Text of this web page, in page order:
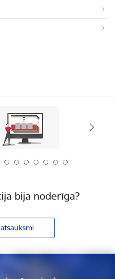
bija noderīga?